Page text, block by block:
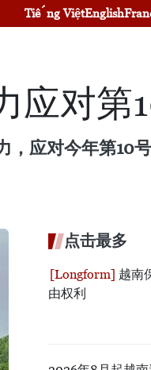
Tiếng ViệtEnglish
应对第
，应对今年第10
点击最多
越南
由权利